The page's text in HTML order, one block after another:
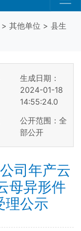
> 其他单位 > 县生
生成日期：
2024-01-18
14:55:24.0
公开范围：全
部公开
司年产云
母异形件
理公示